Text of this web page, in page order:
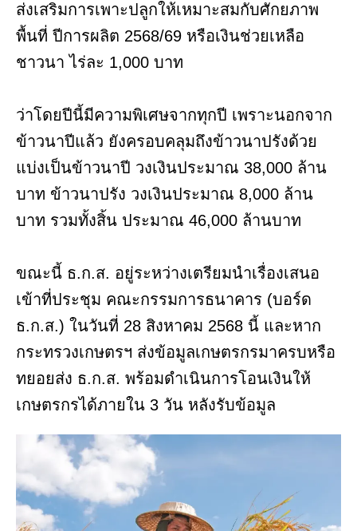
ส่งเสริมการเพาะปลูกให้เหมาะสมกับศักยภาพ
พื้นที่ ปีการผลิต 2568/69 หรือเงินช่วยเหลือ
ชาวนา ไร่ละ 1,000 บาท
ว่าโดยปีนี้มีความพิเศษจากทุกปี เพราะนอกจาก
ข้าวนาปีแล้ว ยังครอบคลุมถึงข้าวนาปรังด้วย
แบ่งเป็นข้าวนาปี วงเงินประมาณ 38,000 ล้าน
บาท ข้าวนาปรัง วงเงินประมาณ 8,000 ล้าน
บาท รวมทั้งสิ้น ประมาณ 46,000 ล้านบาท
ขณะนี้ ธ.ก.ส. อยู่ระหว่างเตรียมนำเรื่องเสนอ
เข้าที่ประชุม คณะกรรมการธนาคาร (บอร์ด
ธ.ก.ส.) ในวันที่ 28 สิงหาคม 2568 นี้ และหาก
กระทรวงเกษตรฯ ส่งข้อมูลเกษตรกรมาครบหรือ
ทยอยส่ง ธ.ก.ส. พร้อมดำเนินการโอนเงินให้
เกษตรกรได้ภายใน 3 วัน หลังรับข้อมูล